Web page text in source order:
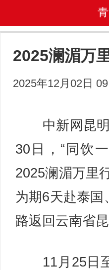
2025澜湄万
2025年12月02日
中新网昆明
30日，“同饮
2025澜湄万里
为期6天赴泰
路返回云南省昆
11月25日至